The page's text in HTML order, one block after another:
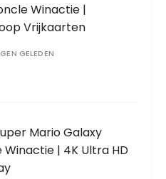
Winactie |
Vrijkaarten
GELEDEN
Mario Galaxy
Winactie | 4K Ultra HD